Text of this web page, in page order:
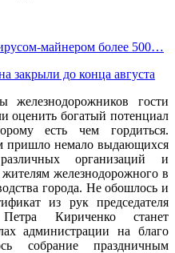
майнером более 500…
закрыли до конца августа
гости
оценить богатый потенциал
есть чем гордиться.
пришло немало выдающихся
организаций и
железнодорожного в
города. Не обошлось и
из рук председателя
Петра Кириченко станет
администрации на благо
собрание праздничным